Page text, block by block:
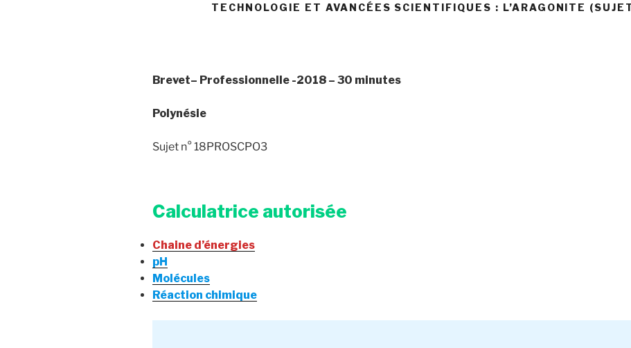
TECHNOLOGIE ET AVANCÉES SCIENTIFIQUES : L’ARAGONITE
Brevet– Professionnelle -2018 – 30 minutes
Polynésie
Sujet n° 18PROSCPO3
Calculatrice autorisée
Chaine d’énergies
pH
Molécules
Réaction chimique